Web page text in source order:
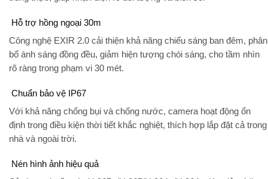
Hỗ trợ hồng ngoại 30m
Công nghệ EXIR 2.0 cải thiện khả năng chiếu sáng ban đêm, phân
bổ ánh sáng đồng đều, giảm hiện tượng chói sáng, cho tầm nhìn
rõ ràng trong phạm vi 30 mét.
Chuẩn bảo vệ IP67
Với khả năng chống bụi và chống nước, camera hoạt động ổn
định trong điều kiện thời tiết khắc nghiệt, thích hợp lắp đặt cả trong
nhà và ngoài trời.
Nén hình ảnh hiệu quả